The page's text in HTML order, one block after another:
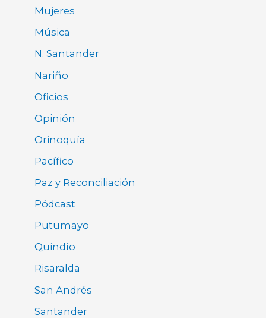
Mujeres
Música
N. Santander
Nariño
Oficios
Opinión
Orinoquía
Pacífico
Paz y Reconciliación
Pódcast
Putumayo
Quindío
Risaralda
San Andrés
Santander